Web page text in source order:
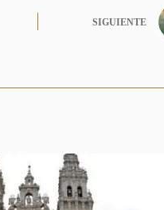
SIGUIENTE